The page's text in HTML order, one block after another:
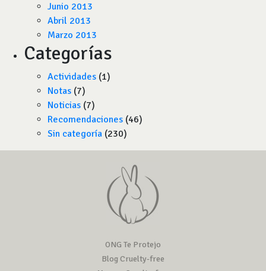
Junio 2013
Abril 2013
Marzo 2013
Categorías
Actividades (1)
Notas (7)
Noticias (7)
Recomendaciones (46)
Sin categoría (230)
ONG Te Protejo
Blog Cruelty-free